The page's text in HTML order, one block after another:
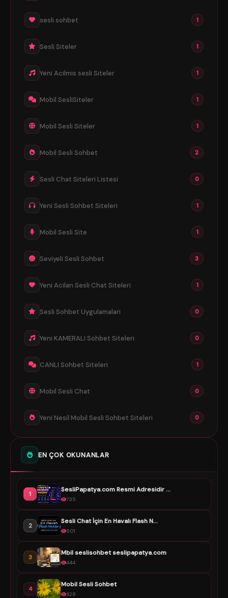
sesli sohbet 1
Sesli Siteler 1
Yeni Acilmis sesli Siteler 1
Mobil SesliSiteler 1
Mobil Sesli Siteler 1
Mobil Sesli Sohbet 2
Sesli Chat Siteleri Listesi 0
Yeni Sesli Sohbet Siteleri 1
Mobil Sesli Site 1
Seviyeli Sesli Sohbet 3
Yeni Acilan Sesli Chat Siteleri 1
Sesli Sohbet Uygulamalari 0
Yeni KAMERALI Sohbet Siteleri 0
CANLI Sohbet Siteleri 1
Mobil Sesli Chat 0
Yeni Nesil Mobil Sesli Sohbet Siteleri 0
EN ÇOK OKUNANLAR
1
SesliPapatya.com Resmi Adresidir ...
735
2
Sesli Chat İçin En Havalı Flash N...
501
3
Mbil seslisohbet seslipapatya.com
444
4
Mobil Sesli Sohbet
428